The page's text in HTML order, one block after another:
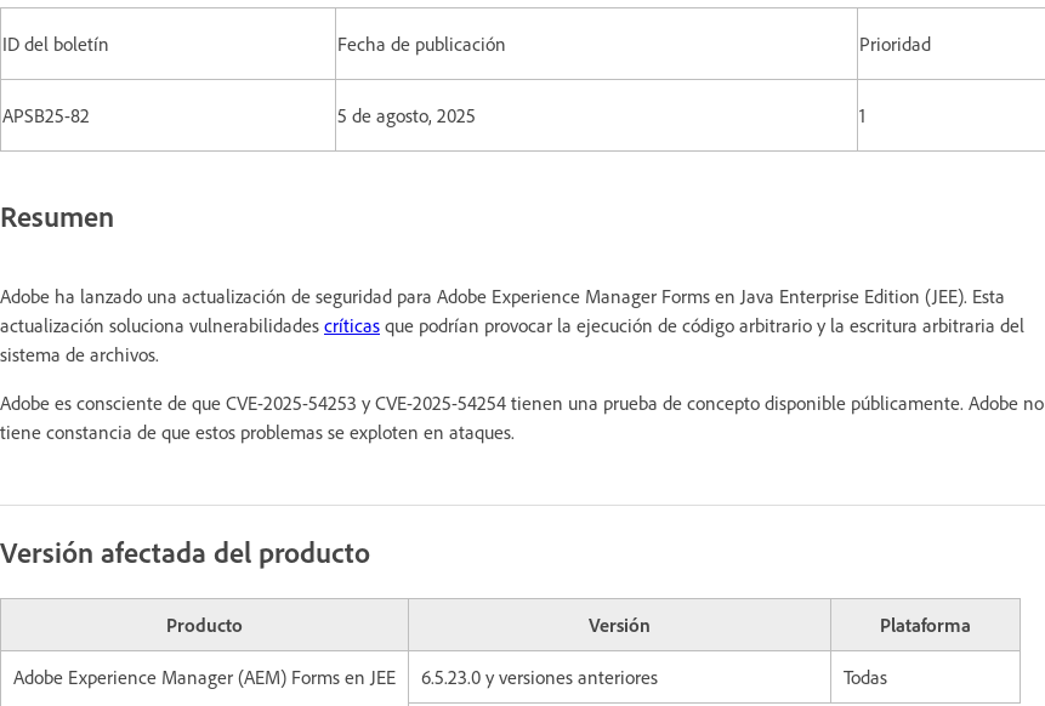
ID del boletín Fecha de publicación Prioridad
APSB25-82 5 de agosto, 2025 1
Resumen
Adobe ha lanzado una actualización de seguridad para Adobe Experience Manager Forms en Java Enterprise Edition (JEE). Esta
actualización soluciona vulnerabilidades críticas que podrían provocar la ejecución de código arbitrario y la escritura arbitraria del
sistema de archivos.
Adobe es consciente de que CVE-2025-54253 y CVE-2025-54254 tienen una prueba de concepto disponible públicamente. Adobe no
tiene constancia de que estos problemas se exploten en ataques.
Versión afectada del producto
Producto Versión Plataforma
Adobe Experience Manager (AEM) Forms en JEE 6.5.23.0 y versiones anteriores Todas